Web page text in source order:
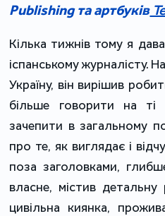
Publishing та артбуків
Кілька тижнів тому я
іспанському журналісту.
Україну, він вирішив
більше говорити на ті
зачепити в загальному
про те, як виглядає і
поза заголовками,
власне, містив
цивільна киянка,